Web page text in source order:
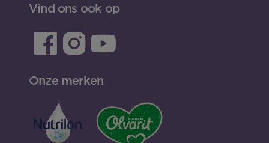
Vind ons ook op
Onze merken